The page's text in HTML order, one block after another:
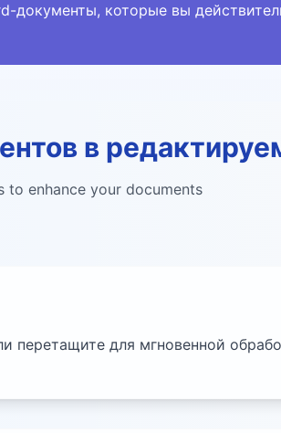
документы, которые вы
в
to enhance your documents
перетащите для мгновенной